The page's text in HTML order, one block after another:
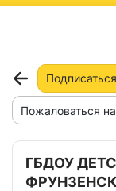
Пожаловаться
ГБДОУ